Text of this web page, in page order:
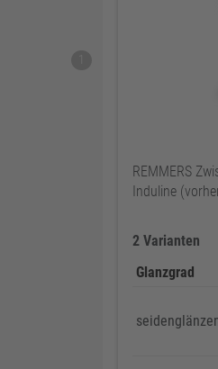
REMMERS
Induline
2 Varianten
Glanzgrad